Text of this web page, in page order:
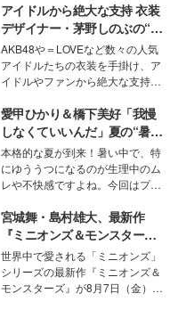
ションの完成度を高めるベースと
して、“髪そのものの美しさ”に改
めて注目する人が増えている様
子。今回は、そんな憧れの艶やか
な髪を日常で叶える、美容好きの
女性たちのヘアケア事情を紹介し
ます。
アイドルから絶大な支持 衣装
デザイナー・茅野しのぶの“可
愛い”を作る美学＜「シチズン
クロスシー」インタビュー＞
AKB48や＝LOVEなど数々の人気
アイドルたちの衣装を手掛け、ア
イドルやファンから絶大な支持を
取締役兼クリエイティブディレク
ター・茅野しのぶ。一人ひとりの
個性に寄り添い、魅力を引き出す
衣装作りは、多くの女性たちに勇
気と自信を与え続けている。
愛甲ひかり＆橋下美好「我慢
しなくていいんだ」夏の“暑さ
対策”の新しい選択肢とは？
本格的な夏が到来！暑い中で、特
にゆううつになるのが生理中のム
レや不快感ですよね。今回はプラ
モデル・愛甲ひかりさんと橋下美
好さんを迎えて本音で女子会トー
ク。猛暑のお出かけを快適に過ご
すヒントや、2人が感動した夏の
生理の新常識にも迫りました。
宮城舞・島村雄大、最新作
『ミニオンズ＆モンスター
ズ』の魅力熱弁 ハチャメチャ
だけじゃない“友情と絆”に感
動
世界中で愛される「ミニオンズ」
シリーズの最新作『ミニオンズ＆
モンスターズ』が8月7日（金）に